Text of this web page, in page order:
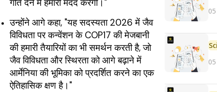
गति देने में हमारी मदद करेंगी।"
उन्होंने आगे कहा, "यह सदस्यता 2026 में जैव
विविधता पर कन्वेंशन के COP17 की मेजबानी
की हमारी तैयारियों का भी समर्थन करती है, जो
जैव विविधता और स्थिरता को आगे बढ़ाने में
आर्मेनिया की भूमिका को प्रदर्शित करने का एक
ऐतिहासिक क्षण है।"